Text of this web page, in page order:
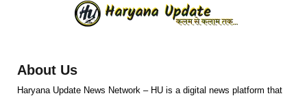
About Us
Haryana Update News Network – HU is a digital news platform that